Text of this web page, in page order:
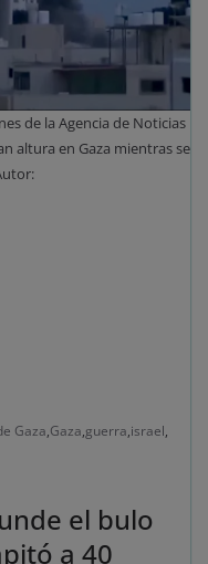
de la Agencia de Noticias
altura en Gaza mientras se
Gaza,Gaza,guerra,israel,
el bulo
a 40